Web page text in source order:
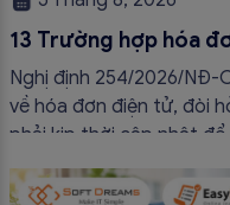
13 Trường hợp hóa
đủ nội dung từ 01/7/
Nghị định 254/2026/NĐ-
về hóa đơn điện tử, đòi
phải kịp thời cập nhật
bài viết này, hóa đơn
trường hợp hóa đơn